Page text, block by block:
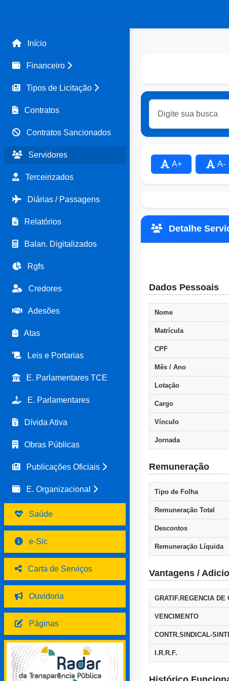
Início
Financeiro
Tipos de Licitação
Contratos
Contratos Sancionados
Servidores
Terceirizados
Diárias / Passagens
Relatórios
Balan. Digitalizados
Rgfs
Credores
Adesões
Atas
Leis e Portarias
E. Parlamentares TCE
E. Parlamentares
Dívida Ativa
Obras Públicas
Publicações Oficiais
E. Organizacional
Saúde
e-Sic
Carta de Serviços
Ouvidoria
Páginas
A+ A-
Detalhe
Dados Pessoais
Nome
Matrícula
CPF
Mês / Ano
Lotação
Cargo
Vínculo
Jornada
Remuneração
Tipo de Folha
Remuneração Total
Descontos
Remuneração Líquida
Vantagens /
GRATIF.REGENCIA DE
VENCIMENTO
CONTR.SINDICAL-
I.R.R.F.